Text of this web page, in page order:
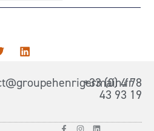
+33 (0) 4 78
43 93 19